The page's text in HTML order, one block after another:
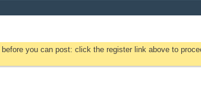
before you can post: click the register link above to